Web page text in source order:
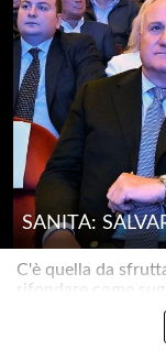
SANITÀ:
C'è quella da
rifondare come